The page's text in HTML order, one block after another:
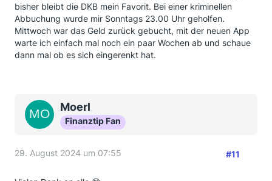
bisher bleibt die DKB mein Favorit. Bei einer kriminellen
Abbuchung wurde mir Sonntags 23.00 Uhr geholfen.
Mittwoch war das Geld zurück gebucht, mit der neuen App
warte ich einfach mal noch ein paar Wochen ab und schaue
dann mal ob es sich eingerenkt hat.
Moerl
Finanztip Fan
29. August 2024 um 07:55 #11